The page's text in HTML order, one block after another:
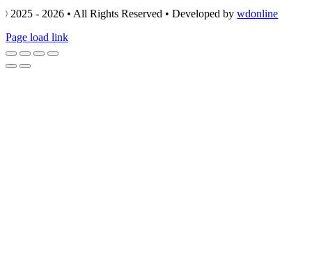
© 2025 - 2026 • All Rights Reserved • Developed bywdonline
Page load link